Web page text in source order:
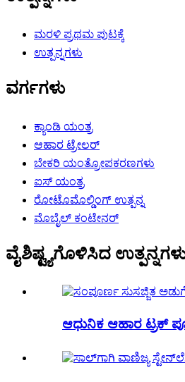
ಮರಳಿ ಪ್ರಥಮ ಪುಟಕ್ಕೆ
ಉತ್ಪನ್ನಗಳು
ವರ್ಗಗಳು
ಕ್ಯಾಂಡಿ ಯಂತ್ರ
ಆಹಾರ ಟ್ರೇಲರ್
ಬೇಕರಿ ಯಂತ್ರೋಪಕರಣಗಳು
ಐಸ್ ಯಂತ್ರ
ರೋಟೊಮೊಲ್ಡಿಂಗ್ ಉತ್ಪನ್ನ
ಮೊಬೈಲ್ ಕಂಟೇನರ್
ವೈಶಿಷ್ಟ್ಯಗೊಳಿಸಿದ
ಆಧುನಿಕ ಆಹಾರ ಟ್ರಕ್